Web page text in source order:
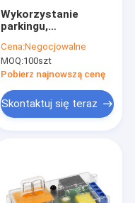
Wykorzystanie
parkingu,
czujnik ruchu
WŁ./WYŁ., Dostępny
pilot i przełącznik DIP
Cena:Negocjowalne
MOQ:100szt
Pobierz najnowszą cenę
Skontaktuj się teraz